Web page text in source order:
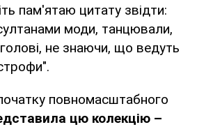
пам'ятаю цитату звідти:
моди, танцювали,
не знаючи, що ведуть
повномасштабного
цю колекцію –